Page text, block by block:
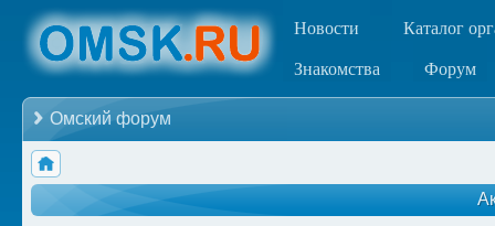
Новости Каталог
Знакомства Форум
Омский форум